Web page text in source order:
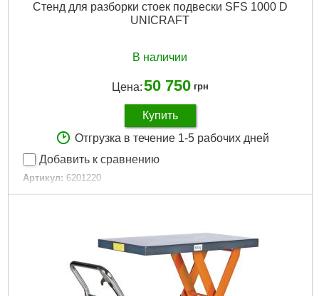
Стенд для разборки стоек подвески SFS 1000 D
UNICRAFT
В наличии
Цена:50 750 грн
Купить
Отгрузка в течение 1-5 рабочих дней
Добавить к сравнению
Артикул: 6201220
Код товара: 29.42.85